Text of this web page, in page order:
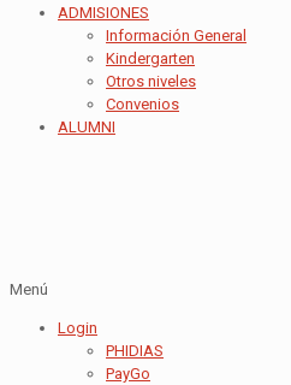
ADMISIONES
Información General
Kindergarten
Otros niveles
Convenios
ALUMNI
Menú
Login
PHIDIAS
PayGo